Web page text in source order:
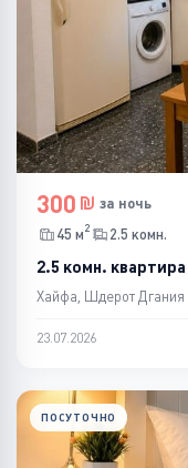
300
за ночь
45 м2 2.5 комн.
2.5 комн. квартира
Хайфа, Шдерот Дгания
23.07.2026
ПОСУТОЧНО